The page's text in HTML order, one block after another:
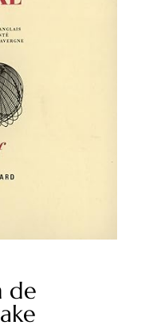
de